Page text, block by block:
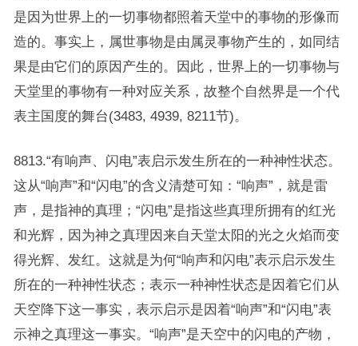
是因为世界上的一切事物都照着天堂中的事物的形像而
造的。事实上，属世事物是由属灵事物产生的，如同结
果是由它们的原因产生的。因此，世界上的一切事物与
天堂里的事物有一种对应关系，故整个自然界是一个代
表主国度的舞台(3483, 4939, 8211节)。
8813.“有响声、闪电”表启示发生所在的一种神性状态。
这从“响声”和“闪电”的含义清楚可知：“响声”，就是雷
声，是指神的真理；“闪电”是指这些真理所拥有的红光
和光辉，因为神之真理因来自天堂太阳的光之火焰而变
得光辉、发红。这就是为何“响声和闪电”表示启示发生
所在的一种神性状态；表示一种神性状态是因着它们从
天空降下这一事实，表示启示是因着“响声”和“闪电”表
示神之真理这一事实。“响声”是天空中的闪电的产物，